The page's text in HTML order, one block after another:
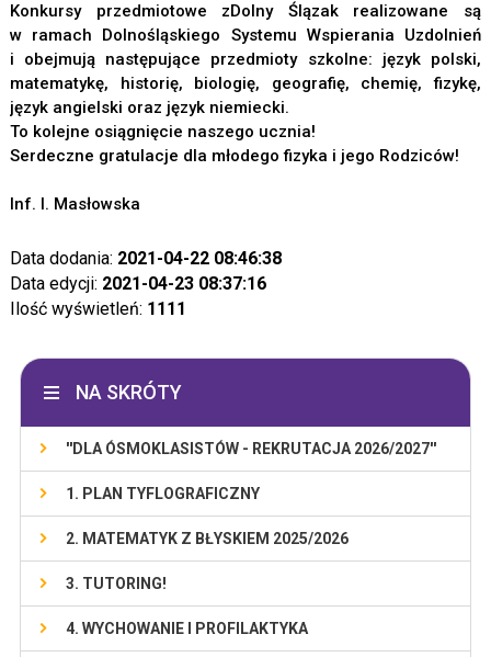
Konkursy przedmiotowe zDolny Ślązak realizowane są
w ramach Dolnośląskiego Systemu Wspierania Uzdolnień
i obejmują następujące przedmioty szkolne: język polski,
matematykę, historię, biologię, geografię, chemię, fizykę,
język angielski oraz język niemiecki.
To kolejne osiągnięcie naszego ucznia!
Serdeczne gratulacje dla młodego fizyka i jego Rodziców!
Inf. I. Masłowska
Data dodania: 2021-04-22 08:46:38
Data edycji: 2021-04-23 08:37:16
Ilość wyświetleń: 1111
NA SKRÓTY
''DLA ÓSMOKLASISTÓW - REKRUTACJA 2026/2027''
1. PLAN TYFLOGRAFICZNY
2. MATEMATYK Z BŁYSKIEM 2025/2026
3. TUTORING!
4. WYCHOWANIE I PROFILAKTYKA